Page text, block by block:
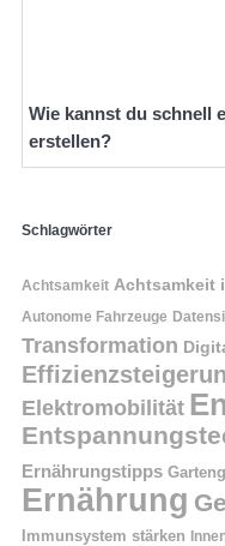
Wie kannst du schnell
erstellen?
Schlagwörter
Achtsamkeit Achtsamkeit
Autonome Fahrzeuge
Transformation
Elektromobilität
Ernährungstipps
Ernährung
Immunsystem stärken